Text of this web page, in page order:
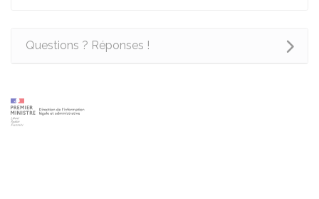
Questions ? Réponses !